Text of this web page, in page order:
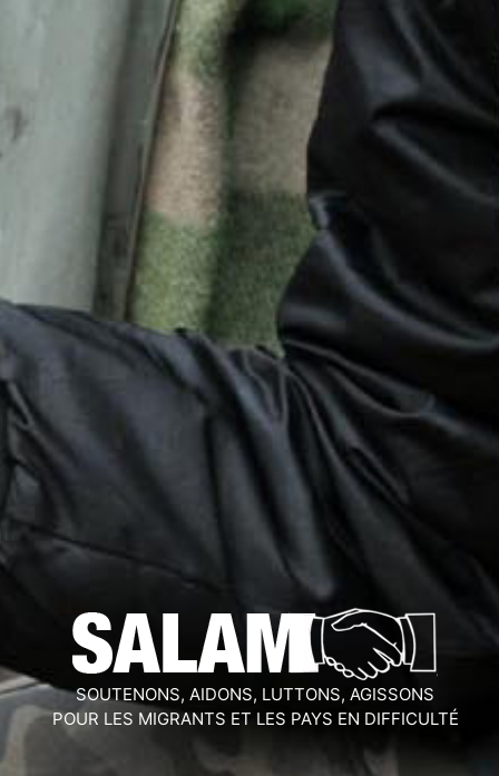
SOUTENONS, AIDONS, LUTTONS, AGISSONS
POUR LES MIGRANTS ET LES PAYS EN DIFFICULTÉ